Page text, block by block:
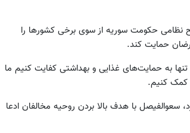
نظامی حکومت سوریه از سوی برخی کشورها را
حمایت کند.
تنها به حمایت‌های غذایی و بهداشتی کفایت کنیم ما
کمک کنیم.
با هدف بالا بردن روحیه مخالفان ادعا